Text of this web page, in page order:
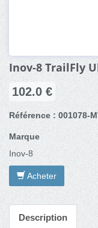
Inov-8 TrailFly
102.0 €
Référence : 001078-
Marque
Inov-8
Acheter
Description